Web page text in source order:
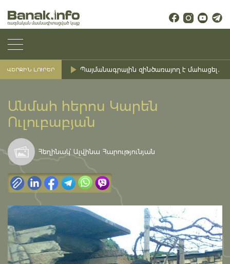
ՎԵՐՋԻՆ ԼՈՒՐԵՐ Պայմանագրային զինծառայող է մահացել․
Անմահ հերոս Կարեն
Ուլուբաբյան
Հեղինակ՝ Ալվինա Հարությունյան